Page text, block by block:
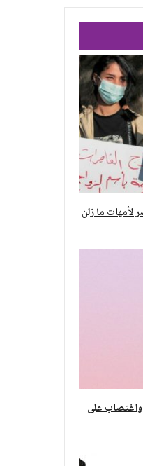
مصر لأمهات ما زلن
واغتصاب على